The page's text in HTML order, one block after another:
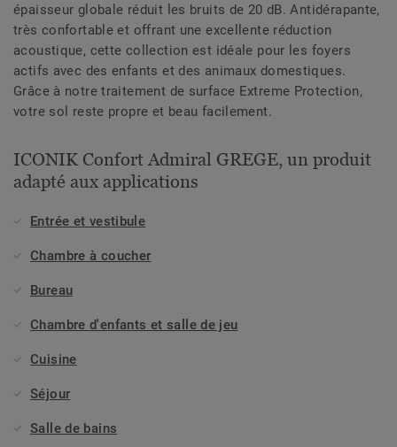
épaisseur globale réduit les bruits de 20 dB. Antidérapante,
très confortable et offrant une excellente réduction
acoustique, cette collection est idéale pour les foyers
actifs avec des enfants et des animaux domestiques.
Grâce à notre traitement de surface Extreme Protection,
votre sol reste propre et beau facilement.
ICONIK Confort Admiral GREGE, un produit
adapté aux applications
Entrée et vestibule
Chambre à coucher
Bureau
Chambre d'enfants et salle de jeu
Cuisine
Séjour
Salle de bains